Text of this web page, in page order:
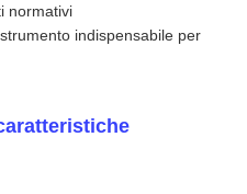
normativi
indispensabile per